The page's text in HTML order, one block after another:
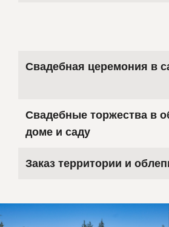
Свадебная церемония в
Свадебные торжества в
доме и саду
Заказ территории и